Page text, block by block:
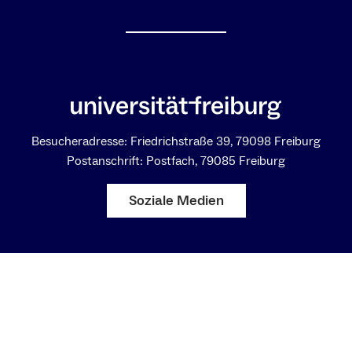
Besucheradresse: Friedrichstraße 39, 79098 Freiburg
Postanschrift: Postfach, 79085 Freiburg
Soziale Medien